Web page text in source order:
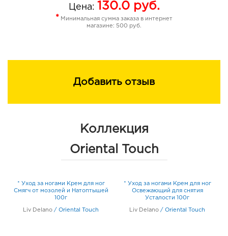
Цена: 130.0руб.
* Минимальная сумма заказа в интернет
магазине: 500 руб.
Добавить отзыв
Коллекция
Oriental Touch
* Уход за ногами Крем для ног
Смягч от мозолей и Натоптышей
100г
Liv Delano / Oriental Touch
* Уход за ногами Крем для ног
Освежающий для снятия
Усталости 100г
Liv Delano / Oriental Touch